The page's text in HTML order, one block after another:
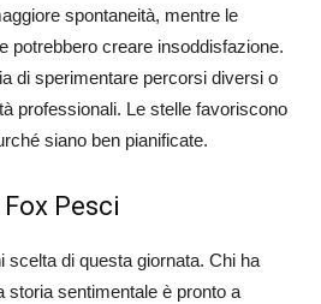
spontaneità, mentre le
potrebbero creare insoddisfazione.
di sperimentare percorsi diversi o
professionali. Le stelle favoriscono
siano ben pianificate.
Pesci
scelta di questa giornata. Chi ha
storia sentimentale è pronto a